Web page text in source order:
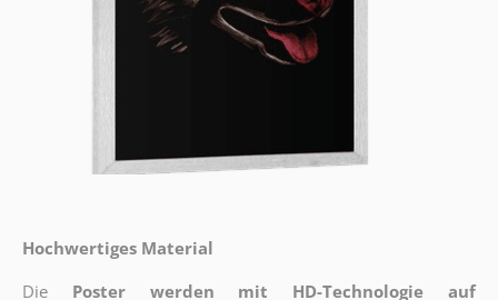
Hochwertiges Material
Die
Poster werden mit HD-Technologie auf